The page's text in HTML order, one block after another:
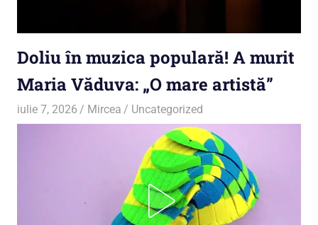
Doliu în muzica populară! A murit
Maria Văduva: „O mare artistă”
iulie 7, 2026 Mircea Uncategorized